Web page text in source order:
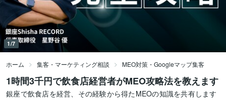
1/7
ホーム 集客・マーケティング相談 MEO対策・Googleマップ集客
1時間3千円で飲食店経営者がMEO攻略法を教えます
銀座で飲食店を経営、その経験から得たMEOの知識を共有します